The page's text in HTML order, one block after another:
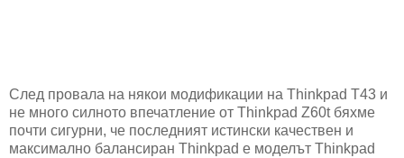
След провала на някои модификации на Thinkpad T43 и
не много силното впечатление от Thinkpad Z60t бяхме
почти сигурни, че последният истински качествен и
максимално балансиран Thinkpad е моделът Thinkpad